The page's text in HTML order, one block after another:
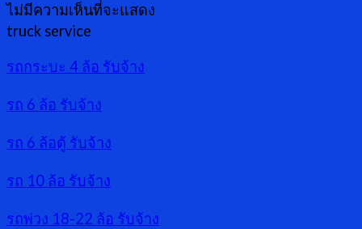
ไม่มีความเห็นที่จะแสดง
truck service
รถกระบะ 4 ล้อ รับจ้าง
รถ 6 ล้อ รับจ้าง
รถ 6 ล้อตู้ รับจ้าง
รถ 10 ล้อ รับจ้าง
รถพ่วง 18-22 ล้อ รับจ้าง